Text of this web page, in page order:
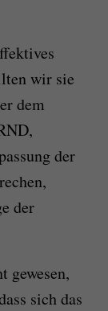
wir sie
dem
der
der
gewesen,
sich das